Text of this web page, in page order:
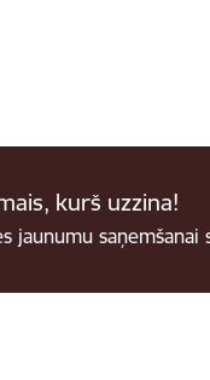
kurš uzzina!
jaunumu saņemšanai